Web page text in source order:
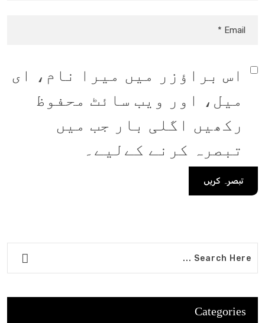
Categories
اس براؤزر میں میرا نام، ای
میل، اور ویب سائٹ محفوظ
رکھیں اگلی بار جب میں
تبصرہ کرنے کےلیے۔